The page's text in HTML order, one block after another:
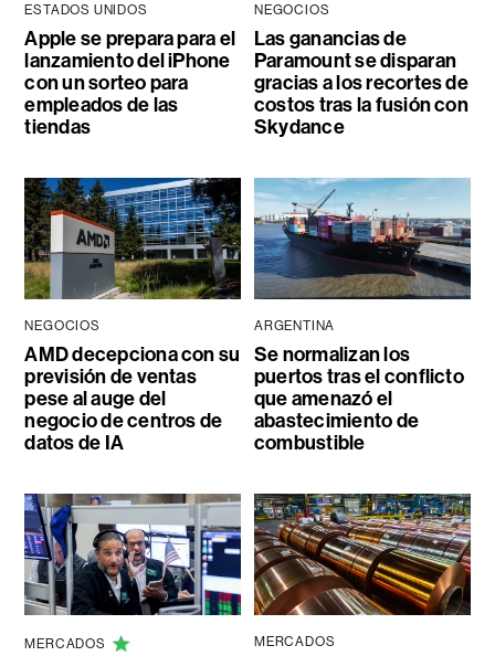
ESTADOS UNIDOS
Apple se prepara para el
lanzamiento del iPhone
con un sorteo para
empleados de las
tiendas
NEGOCIOS
Las ganancias de
Paramount se disparan
gracias a los recortes de
costos tras la fusión con
Skydance
NEGOCIOS
AMD decepciona con su
previsión de ventas
pese al auge del
negocio de centros de
datos de IA
ARGENTINA
Se normalizan los
puertos tras el conflicto
que amenazó el
abastecimiento de
combustible
MERCADOS MERCADOS